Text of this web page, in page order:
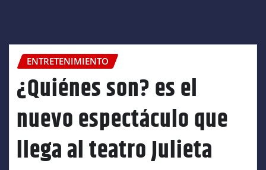
ENTRETENIMIENTO
¿Quiénes son? es el
nuevo espectáculo que
llega al teatro Julieta